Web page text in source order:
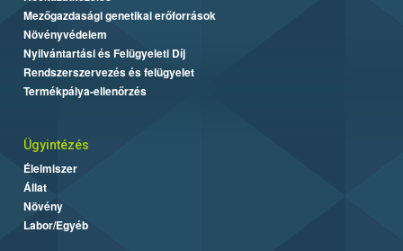
Mezőgazdasági genetikai erőforrások
Növényvédelem
Nyilvántartási és Felügyeleti Díj
Rendszerszervezés és felügyelet
Termékpálya-ellenőrzés
Ügyintézés
Élelmiszer
Állat
Növény
Labor/Egyéb